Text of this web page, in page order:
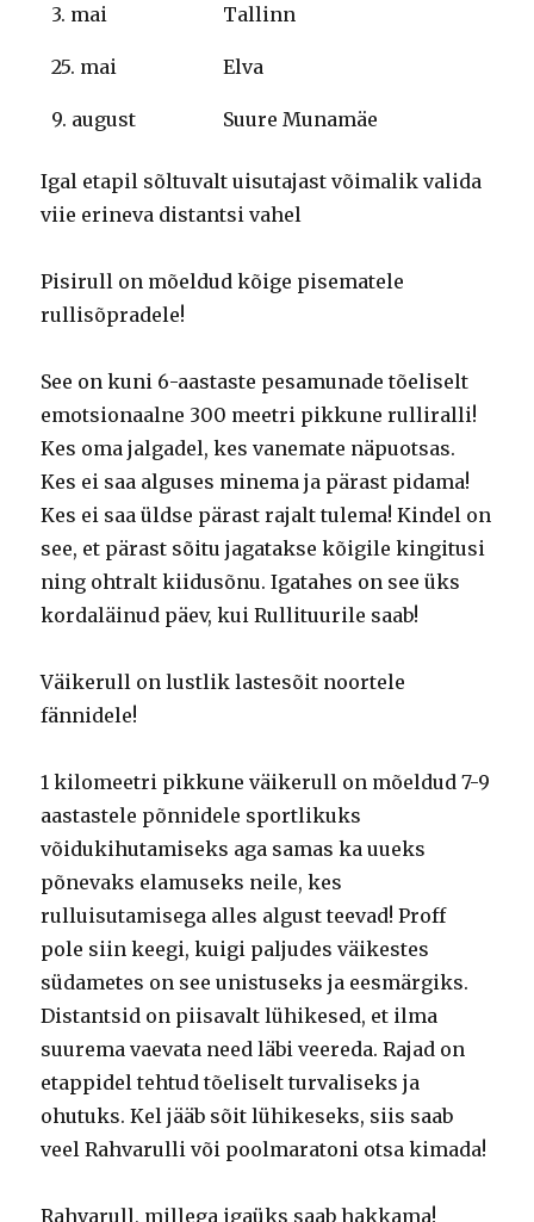
3. mai Tallinn
25. mai Elva
9. august Suure Munamäe
Igal etapil sõltuvalt uisutajast võimalik valida
viie erineva distantsi vahel
Pisirull on mõeldud kõige pisematele
rullisõpradele!
See on kuni 6-aastaste pesamunade tõeliselt
emotsionaalne 300 meetri pikkune rulliralli!
Kes oma jalgadel, kes vanemate näpuotsas.
Kes ei saa alguses minema ja pärast pidama!
Kes ei saa üldse pärast rajalt tulema! Kindel on
see, et pärast sõitu jagatakse kõigile kingitusi
ning ohtralt kiidusõnu. Igatahes on see üks
kordaläinud päev, kui Rullituurile saab!
Väikerull on lustlik lastesõit noortele
fännidele!
1 kilomeetri pikkune väikerull on mõeldud 7-9
aastastele põnnidele sportlikuks
võidukihutamiseks aga samas ka uueks
põnevaks elamuseks neile, kes
rulluisutamisega alles algust teevad! Proff
pole siin keegi, kuigi paljudes väikestes
südametes on see unistuseks ja eesmärgiks.
Distantsid on piisavalt lühikesed, et ilma
suurema vaevata need läbi veereda. Rajad on
etappidel tehtud tõeliselt turvaliseks ja
ohutuks. Kel jääb sõit lühikeseks, siis saab
veel Rahvarulli või poolmaratoni otsa kimada!
Rahvarull, millega igaüks saab hakkama!